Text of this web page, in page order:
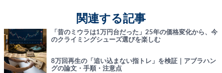
関連する記事
「昔のミウラは1万円台だった」25年の価格変化から、今
のクライミングシューズ選びを楽しむ
8万回再生の「追い込まない指トレ」を検証｜アブラハン
グの論文・手順・注意点